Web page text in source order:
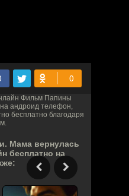
Фильм Папины
андроид телефон,
бесплатно благодаря
Мама вернулась
бесплатно на